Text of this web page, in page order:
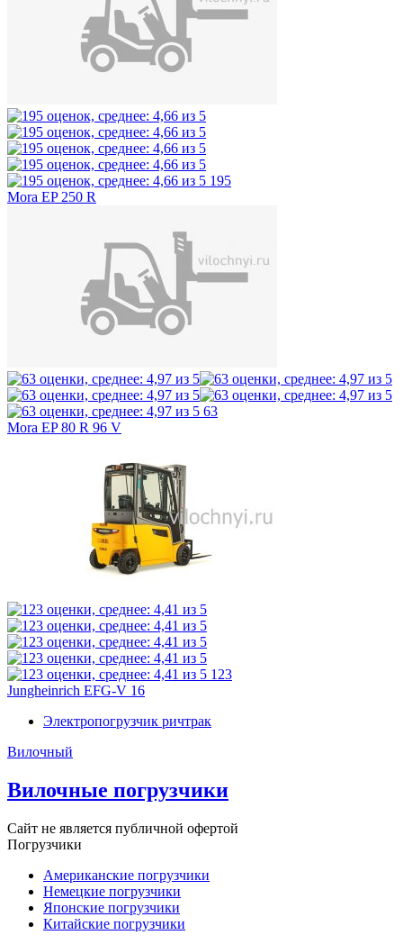
195
Mora EP 250 R
63
Mora EP 80 R 96 V
123
Jungheinrich EFG-V 16
Электропогрузчик ричтрак
Вилочный
Вилочные погрузчики
Сайт не является публичной офертой
Погрузчики
Американские погрузчики
Немецкие погрузчики
Японские погрузчики
Китайские погрузчики